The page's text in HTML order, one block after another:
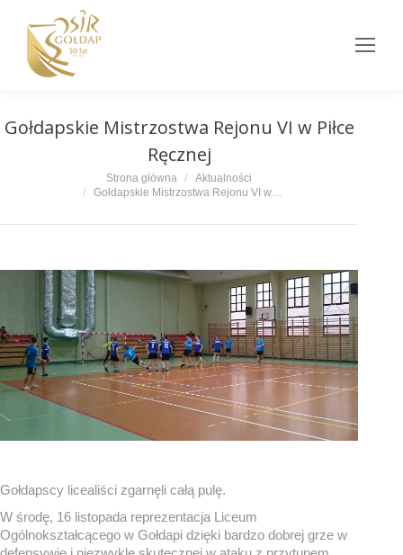
Gołdapskie Mistrzostwa Rejonu VI w Piłce
Ręcznej
Strona główna
Aktualności
Gołdapskie Mistrzostwa Rejonu VI w…
Gołdapscy licealiści zgarnęli całą pulę.
W środę, 16 listopada reprezentacja Liceum
Ogólnokształcącego w Gołdapi dzięki bardzo dobrej grze w